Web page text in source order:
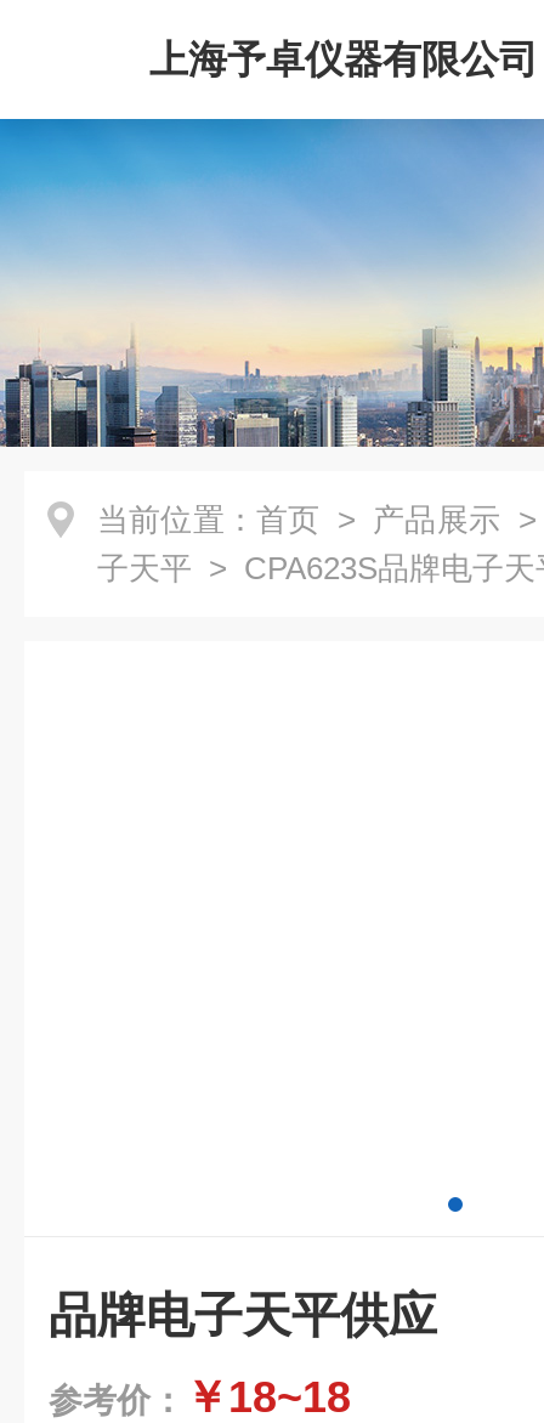
上海予卓仪器有限公司
当前位置： 首页 > 产品展示
子天平 > CPA623S品牌电子天
品牌电子天平供应
参考价： ￥18~18